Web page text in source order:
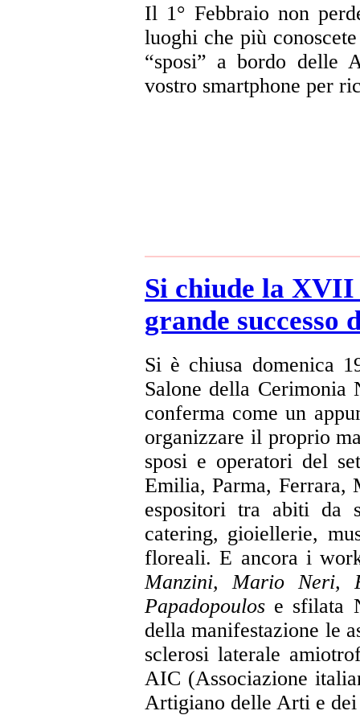
Il 1° Febbraio non
luoghi che più
“sposi” a bordo delle
vostro smartphone per
Si chiude la
grande successo
Si è chiusa domenica
Salone della Cerimonia
conferma come un
organizzare il proprio
sposi e operatori del
Emilia, Parma, Ferrara,
espositori tra abiti da
catering, gioiellerie,
floreali. E ancora i
Manzini, Mario Neri,
Papadopoulos e sfilata
della manifestazione le
sclerosi laterale
AIC (Associazione
Artigiano delle Arti e